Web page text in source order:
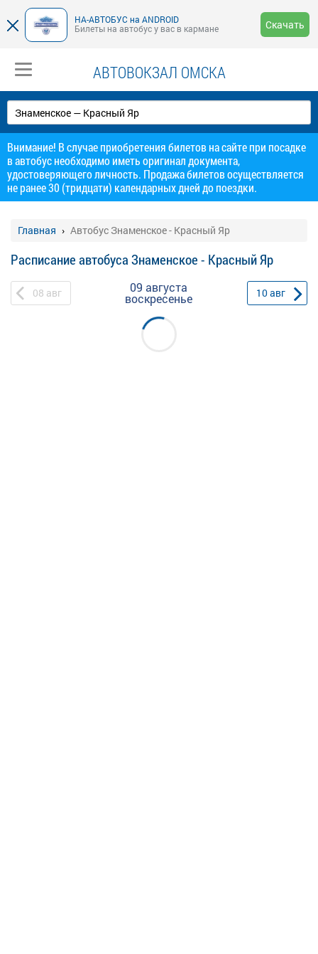
НА-АВТОБУС на ANDROID
Билеты на автобус у вас в кармане
Скачать
АВТОВОКЗАЛ ОМСКА
Внимание! В случае приобретения билетов на сайте при посадке
в автобус необходимо иметь оригинал документа,
удостоверяющего личность. Продажа билетов осуществляется
не ранее 30 (тридцати) календарных дней до поездки.
Главная Автобус Знаменское - Красный Яр
Расписание автобуса Знаменское - Красный Яр
08 авг 09 августа
воскресенье 10авг